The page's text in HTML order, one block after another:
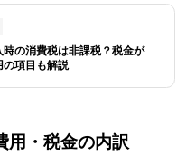
時の消費税は非課税？税金が
の項目も解説
用・税金の内訳